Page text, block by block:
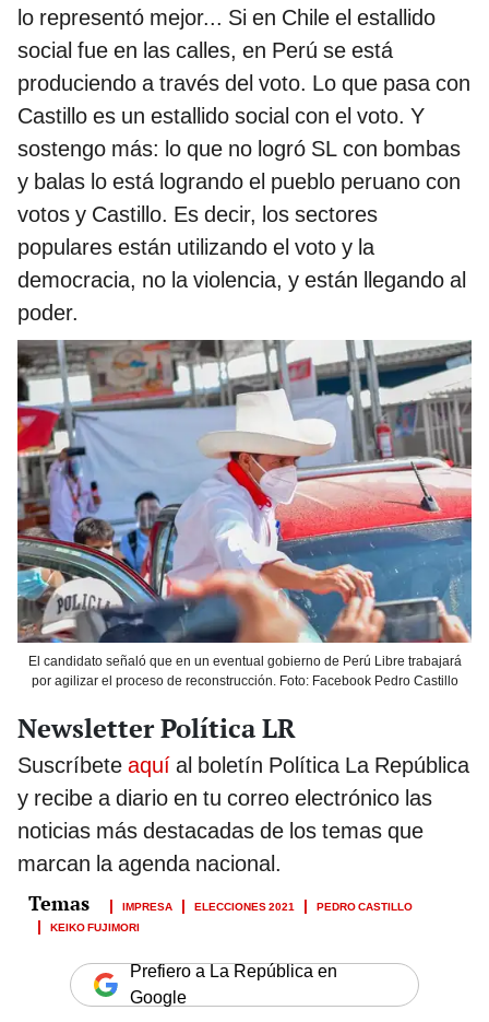
lo representó mejor... Si en Chile el estallido
social fue en las calles, en Perú se está
produciendo a través del voto. Lo que pasa con
Castillo es un estallido social con el voto. Y
sostengo más: lo que no logró SL con bombas
y balas lo está logrando el pueblo peruano con
votos y Castillo. Es decir, los sectores
populares están utilizando el voto y la
democracia, no la violencia, y están llegando al
poder.
El candidato señaló que en un eventual gobierno de Perú Libre trabajará
por agilizar el proceso de reconstrucción. Foto: Facebook Pedro Castillo
Newsletter Política LR
Suscríbete aquí al boletín Política La República
y recibe a diario en tu correo electrónico las
noticias más destacadas de los temas que
marcan la agenda nacional.
IMPRESA ELECCIONES 2021
PEDRO CASTILLO
KEIKO FUJIMORI
Prefiero a La República en
Google